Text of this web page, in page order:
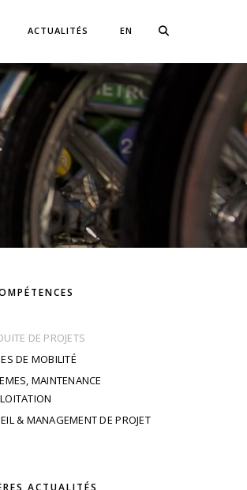
ACTUALITÉS EN
DE PROJETS
DE MOBILITÉ
MAINTENANCE
& MANAGEMENT DE PROJET